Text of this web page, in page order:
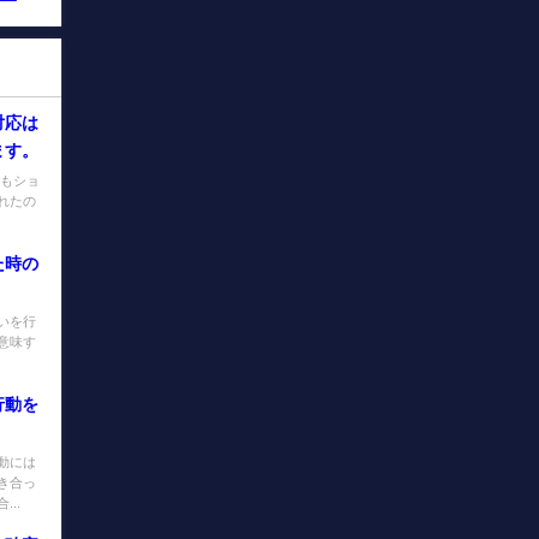
応は
。
ショ
たの
時の
を行
味す
動を
には
合っ
...